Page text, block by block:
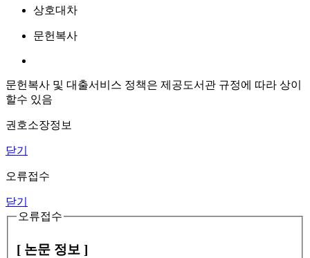
상호대차
문헌복사
문헌복사 및 대출서비스 정책은 제공도서관 규정에 따라 상이
할수 있음
권호소장정보
닫기
오류접수
닫기
오류접수
[ 논문 정보 ]